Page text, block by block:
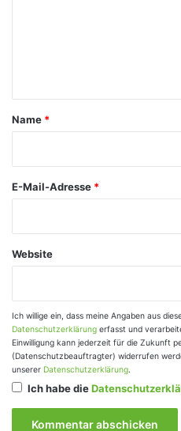
a
Name *
E-Mail-Adresse *
Website
Ich willige ein, dass meine Angaben aus
Datenschutzerklärung erfasst und
Einwilligung kann jederzeit für die Zukunft
(Datenschutzbeauftragter) widerrufen
unserer Datenschutzerklärung.
Ich habe die